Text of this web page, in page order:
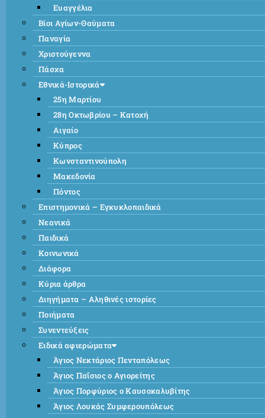
Ευαγγέλια
Βίοι Αγίων-Θαύματα
Παναγία
Χριστούγεννα
Πάσχα
Εθνικά-Ιστορικά
25η Μαρτίου
28η Οκτωβρίου – Κατοχή
Αιγαίο
Κύπρος
Κωνσταντινούπολη
Μακεδονία
Πόντος
Επιστημονικά – Εγκυκλοπαιδικά
Νεανικά
Παιδικά
Κοινωνικά
Διάφορα
Κύρια άρθρα
Διηγήματα – Αληθινές ιστορίες
Ποιήματα
Συνεντεύξεις
Ειδικά αφιερώματα
Άγιος Νεκτάριος Πενταπόλεως
Άγιος Παΐσιος ο Αγιορείτης
Άγιος Πορφύριος ο Καυσοκαλυβίτης
Άγιος Λουκάς Συμφερουπόλεως